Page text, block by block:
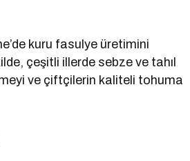
kuru fasulye üretimini
çeşitli illerde sebze ve tahıl
ve çiftçilerin kaliteli tohuma